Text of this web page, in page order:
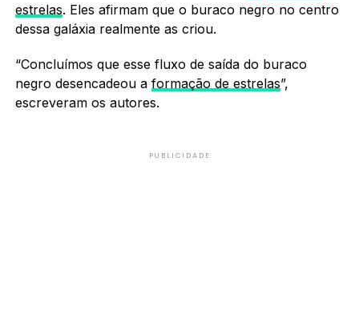
estrelas. Eles afirmam que o buraco negro no centro
dessa galáxia realmente as criou.
“Concluímos que esse fluxo de saída do buraco
negro desencadeou a formação de estrelas”,
escreveram os autores.
PUBLICIDADE